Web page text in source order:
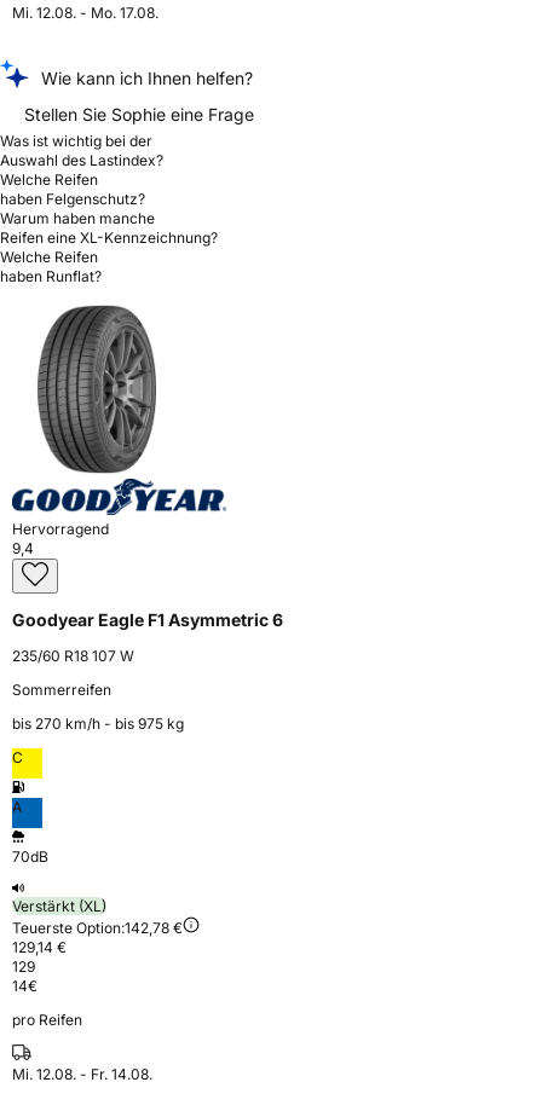
Mi. 12.08. - Mo. 17.08.
Wie kann ich Ihnen helfen?
Stellen Sie Sophie eine Frage
Was ist wichtig bei der
Auswahl des Lastindex?
Welche Reifen
haben Felgenschutz?
Warum haben manche
Reifen eine XL-Kennzeichnung?
Welche Reifen
haben Runflat?
Hervorragend
9,4
Goodyear Eagle F1 Asymmetric 6
235/60 R18 107 W
Sommerreifen
bis 270 km⁠/⁠h - bis 975 kg
C
A
70dB
Verstärkt (XL)
Teuerste Option:142,78 €
129,14 €
129
14€
pro Reifen
Mi. 12.08. - Fr. 14.08.